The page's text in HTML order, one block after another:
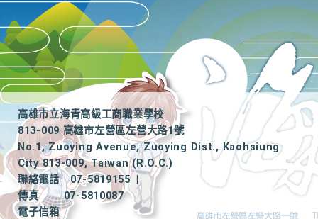
高雄市立海青高級工商職業學校
813-009 高雄市左營區左營大路1號
No.1, Zuoying Avenue, Zuoying Dist., Kaohsiung
City 813-009, Taiwan (R.O.C.)
聯絡電話
07-5819155
|
傳真
07-5810087
電子信箱